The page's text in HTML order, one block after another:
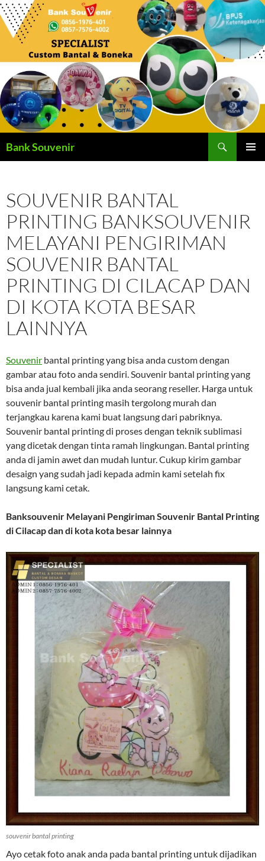
Langsung
ke
Bank Souvenir
SOUVENIR BANTAL
PRINTING BANKSOUVENIR
MELAYANI PENGIRIMAN
SOUVENIR BANTAL
PRINTING DI CILACAP DAN
DI KOTA KOTA BESAR
LAINNYA
Souvenir bantal printing yang bisa anda custom dengan
gambar atau foto anda sendiri. Souvenir bantal printing yang
bisa anda jual kembali jika anda seorang reseller. Harga untuk
souvenir bantal printing masih tergolong murah dan
terjangkau karena kami buat langsung dari pabriknya.
Souvenir bantal printing di proses dengan teknik sublimasi
yang dicetak dengan tinta ramah lingkungan. Bantal printing
anda di jamin awet dan mudah luntur. Cukup kirim gambar
desaign yang sudah jadi kepada admin kami setelah fix
langsung kami cetak.
Banksouvenir Melayani Pengiriman Souvenir Bantal Printing
di Cilacap dan di kota kota besar lainnya
souvenir bantal printing
Ayo cetak foto anak anda pada bantal printing untuk dijadikan